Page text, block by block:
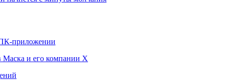
ПК-приложении
Маска и его компании X